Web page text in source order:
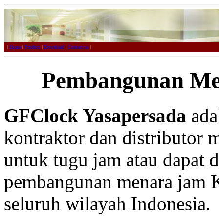
| Home | Product | Download | Contact us |
Pembangunan
GFClock Yasapersada
kontraktor dan distributor
untuk tugu jam atau dapat
pembangunan menara
seluruh wilayah Indonesia.